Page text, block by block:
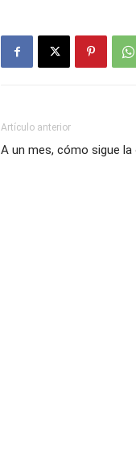
Artículo anterior
A un mes, cómo sigue